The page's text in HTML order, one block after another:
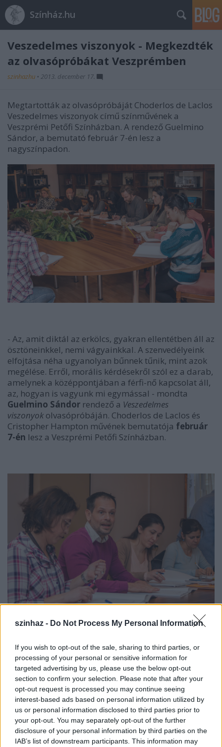
szinhaz - Do Not Process My Personal Information
If you wish to opt-out of the sale, sharing to third parties, or
processing of your personal or sensitive information for
targeted advertising by us, please use the below opt-out
section to confirm your selection. Please note that after your
opt-out request is processed you may continue seeing
interest-based ads based on personal information utilized by
us or personal information disclosed to third parties prior to
your opt-out. You may separately opt-out of the further
disclosure of your personal information by third parties on the
IAB’s list of downstream participants. This information may
Színház.hu
Veszedelmes viszonyok - Megkezdték
az olvasópróbákat Veszprémben
szinhazhu • 2013. december 17.
Megtartották az olvasópróbáját Choderlos de Laclos
Veszedelmes viszonyok című színművének a
Veszprémi Petőfi Színházban. A rendező Guelmino
Sándor, a bemutató február 7-én lesz a
nagyszínpadon.
- Az, amit diktál az erkölcs, gyakran ellentétben áll az
ösztöneinkkel, nemi vágyainkkal. A szenvedélyeink
elfojtása néha ugyanolyan bűnnek tűnik, mint azok
megélése. Erről, morális kérdésekről szól ez a darab,
amelynek a középpontjában a férfi-nő kapcsolat áll,
az, hogyan is vagyunk mi egymással - mondta
Guelmino Sándor rendező a Veszedelmes
viszonyok olvasópróbáján. Choderlos de Laclos és
Cristopher Hampton művének bemutatója február
7-én lesz a Veszprémi Petőfi Színházban.
Guelmino Sándormár jól ismeri a veszprémi
társulatot, hiszen az elmúlt években kétszer is
dolgozott velük. 2009-ben aPillantás a hídrólcímű
előadást állította színpadra, az elmúlt évadban
pedig a A Tündérlaki lányokcímű vígjátékot. Amikor a
színház vezetése ismét felkérte rendezni, több
darabot ajánlott a figyelmükbe, a döntésvégül azért
esett a Veszedelmes viszonyokra, mert a mű nagyon
erős női szerepeket tartogat a színészek számára.